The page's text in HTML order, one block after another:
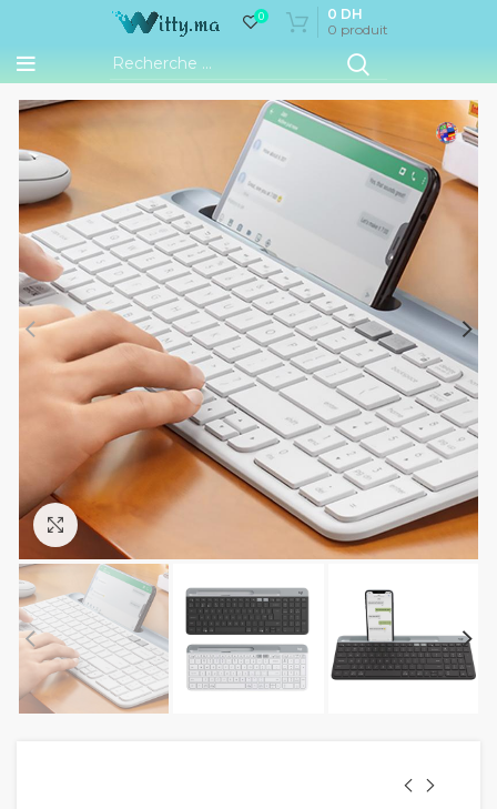
0
0 produit
0 DH
Cliquez pour agrandir